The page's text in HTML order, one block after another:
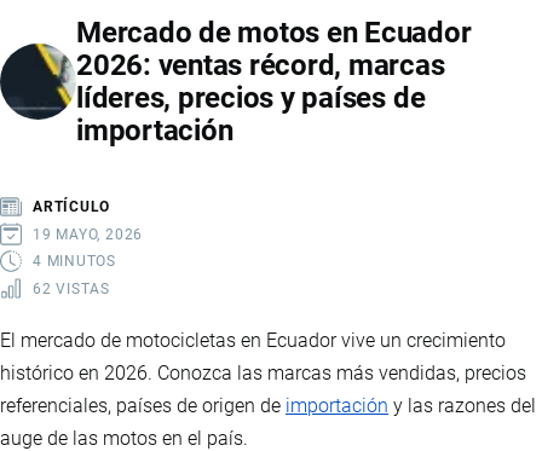
ECUADOR
2026:
CAÍDA
DE
EN
PRODUCTORES
E
Mercado de motos en Ecuador
2026: ventas récord, marcas
líderes, precios y países de
importación
ARTÍCULO
19 MAYO, 2026
4 MINUTOS
62 VISTAS
El mercado de motocicletas en Ecuador vive un crecimiento
histórico en 2026. Conozca las marcas más vendidas, precios
referenciales, países de origen de importación y las razones del
auge de las motos en el país.